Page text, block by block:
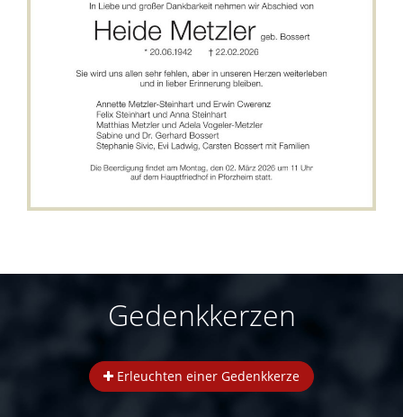
Gedenkkerzen
Erleuchten einer Gedenkkerze